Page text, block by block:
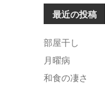
最近の投稿
部屋干し
月曜病
和食の凄さ